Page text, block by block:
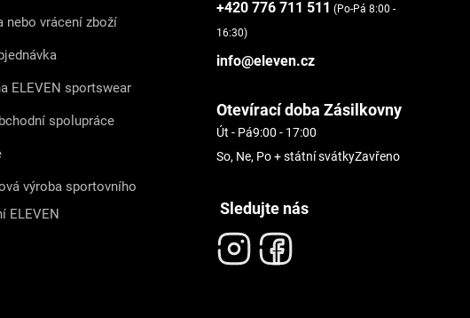
nebo vrácení zboží
ELEVEN sportswear
spolupráce
výroba sportovního
ELEVEN
+420 776 711 511 (Po-Pá 8:00 -
16:30)
info@eleven.cz
Otevírací doba Zásilkovny
Út - Pá9:00 - 17:00
So, Ne, Po + státní svátkyZavřeno
Sledujte nás